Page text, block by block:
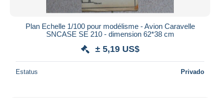
Plan Echelle 1/100 pour modélisme - Avion Caravelle
SNCASE SE 210 - dimension 62*38 cm
± 5,19 US$
Estatus Privado